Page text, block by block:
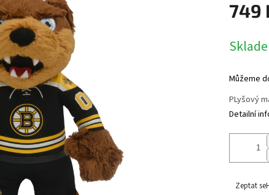
749
cena:
Můžeme
PLyšový
Detailní
Zeptat se